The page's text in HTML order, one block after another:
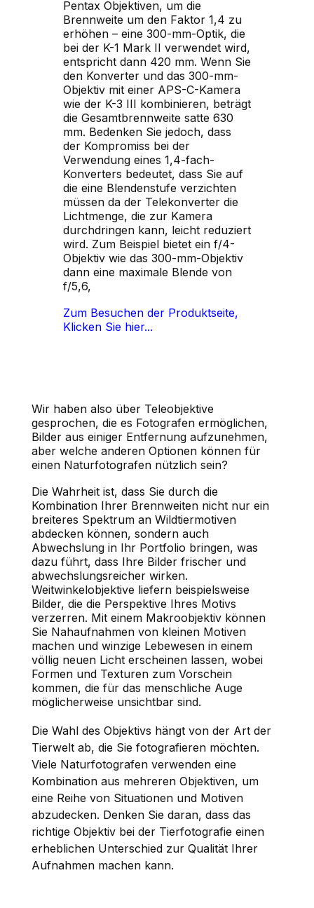
Pentax Objektiven, um die
Brennweite um den Faktor 1,4 zu
erhöhen – eine 300-mm-Optik, die
bei der K-1 Mark II verwendet wird,
entspricht dann 420 mm. Wenn Sie
den Konverter und das 300-mm-
Objektiv mit einer APS-C-Kamera
wie der K-3 III kombinieren, beträgt
die Gesamtbrennweite satte 630
mm. Bedenken Sie jedoch, dass
der Kompromiss bei der
Verwendung eines 1,4-fach-
Konverters bedeutet, dass Sie auf
die eine Blendenstufe verzichten
müssen da der Telekonverter die
Lichtmenge, die zur Kamera
durchdringen kann, leicht reduziert
wird. Zum Beispiel bietet ein f/4-
Objektiv wie das 300-mm-Objektiv
dann eine maximale Blende von
f/5,6,
Zum Besuchen der Produktseite,
Klicken Sie hier...
Wir haben also über Teleobjektive
gesprochen, die es Fotografen ermöglichen,
Bilder aus einiger Entfernung aufzunehmen,
aber welche anderen Optionen können für
einen Naturfotografen nützlich sein?
Die Wahrheit ist, dass Sie durch die
Kombination Ihrer Brennweiten nicht nur ein
breiteres Spektrum an Wildtiermotiven
abdecken können, sondern auch
Abwechslung in Ihr Portfolio bringen, was
dazu führt, dass Ihre Bilder frischer und
abwechslungsreicher wirken.
Weitwinkelobjektive liefern beispielsweise
Bilder, die die Perspektive Ihres Motivs
verzerren. Mit einem Makroobjektiv können
Sie Nahaufnahmen von kleinen Motiven
machen und winzige Lebewesen in einem
völlig neuen Licht erscheinen lassen, wobei
Formen und Texturen zum Vorschein
kommen, die für das menschliche Auge
möglicherweise unsichtbar sind.
Die Wahl des Objektivs hängt von der Art der
Tierwelt ab, die Sie fotografieren möchten.
Viele Naturfotografen verwenden eine
Kombination aus mehreren Objektiven, um
eine Reihe von Situationen und Motiven
abzudecken. Denken Sie daran, dass das
richtige Objektiv bei der Tierfotografie einen
erheblichen Unterschied zur Qualität Ihrer
Aufnahmen machen kann.